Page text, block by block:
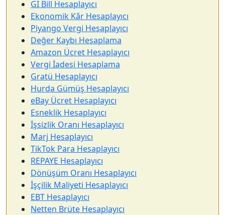
GI Bill Hesaplayıcı
Ekonomik Kâr Hesaplayıcı
Piyango Vergi Hesaplayıcı
Değer Kaybı Hesaplama
Amazon Ücret Hesaplayıcı
Vergi İadesi Hesaplama
Gratü Hesaplayıcı
Hurda Gümüş Hesaplayıcı
eBay Ücret Hesaplayıcı
Esneklik Hesaplayıcı
İşsizlik Oranı Hesaplayıcı
Marj Hesaplayıcı
TikTok Para Hesaplayıcı
REPAYE Hesaplayıcı
Dönüşüm Oranı Hesaplayıcı
İşçilik Maliyeti Hesaplayıcı
EBT Hesaplayıcı
Netten Brüte Hesaplayıcı